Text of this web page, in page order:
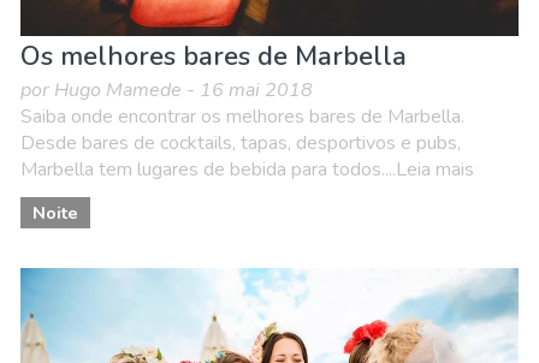
Os melhores bares de Marbella
por Hugo Mamede - 16 mai 2018
Saiba onde encontrar os melhores bares de Marbella.
Desde bares de cocktails, tapas, desportivos e pubs,
Marbella tem lugares de bebida para todos....Leia mais
Noite